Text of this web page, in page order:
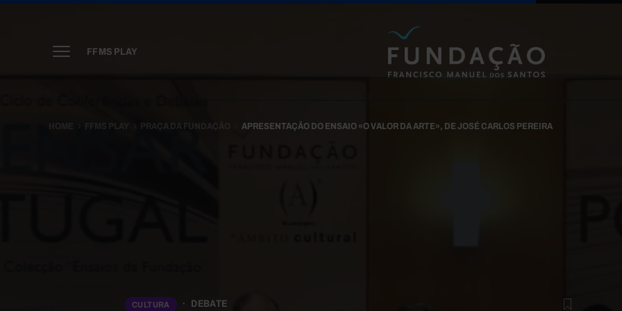
FFMS PLAY
FFMS PLAY PRAÇA DA FUNDAÇÃO APRESENTAÇÃO DO ENSAIO «O VALOR DA ARTE», DE JOSÉ CARLOS PEREIRA
CULTURA DEBATE